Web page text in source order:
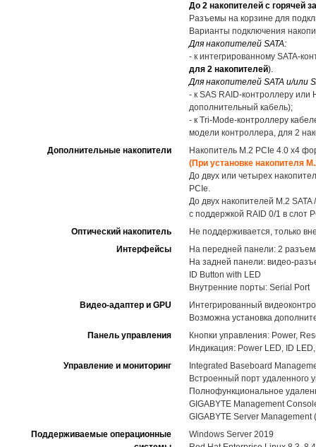
До 2 накопителей с горячей
Разъемы на корзине для
Варианты подключения
Для накопителей SATA:
- к интегрированному SATA-
для 2 накопителей).
Для накопителей SATA и/или
- к SAS RAID-контроллеру или
дополнительный кабель);
- к Tri-Mode-контроллеру
модели контроллера, для 2
Дополнительные накопители
Накопитель M.2 PCIe 4.0 x4
(При установке накопителя
До двух или четырех
PCIe.
До двух накопителей M.2
с поддержкой RAID 0/1 в слот
Оптический накопитель
Не поддерживается, только
Интерфейсы
На передней панели: 2
На задней панели: видео-
ID Button with LED
Внутренние порты: Serial Port
Видео-адаптер и GPU
Интегрированный
Возможна установка
Панель управления
Кнопки управления: Power,
Индикация: Power LED, ID
Управление и мониторинг
Integrated Baseboard
Встроенный порт удаленного
Полнофункциональное
GIGABYTE Management
GIGABYTE Server Management
Поддерживаемые операционные
Windows Server 2019